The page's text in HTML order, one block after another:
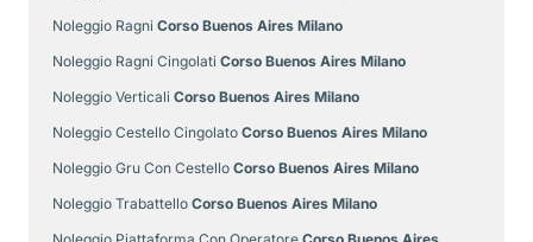
Noleggio Ragni Corso Buenos Aires Milano
Noleggio Ragni Cingolati Corso Buenos Aires Milano
Noleggio Verticali Corso Buenos Aires Milano
Noleggio Cestello Cingolato Corso Buenos Aires Milano
Noleggio Gru Con Cestello Corso Buenos Aires Milano
Noleggio Trabattello Corso Buenos Aires Milano